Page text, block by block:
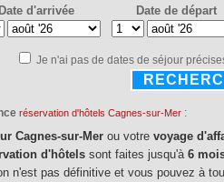
Date d'arrivée Date de départ
Je n'ai pas de dates de séjour
réservation d'hôtels Cagnes-sur-Mer :
Cagnes-sur-Mer ou votre voyage
d'hôtels sont faites jusqu'à 6
n'est pas définitive et vous pouvez à